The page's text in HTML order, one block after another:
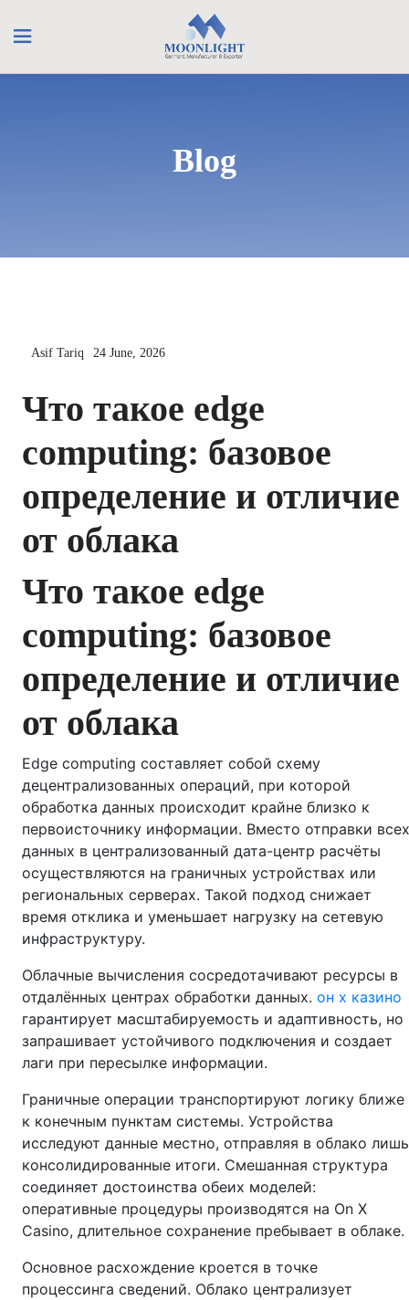
Blog
Asif Tariq 24 June, 2026
Что такое edge
computing: базовое
определение и отличие
от облака
Что такое edge
computing: базовое
определение и отличие
от облака
Edge computing составляет собой схему
децентрализованных операций, при которой
обработка данных происходит крайне близко к
первоисточнику информации. Вместо отправки всех
данных в централизованный дата-центр расчёты
осуществляются на граничных устройствах или
региональных серверах. Такой подход снижает
время отклика и уменьшает нагрузку на сетевую
инфраструктуру.
Облачные вычисления сосредотачивают ресурсы в
отдалённых центрах обработки данных. он х казино
гарантирует масштабируемость и адаптивность, но
запрашивает устойчивого подключения и создает
лаги при пересылке информации.
Граничные операции транспортируют логику ближе
к конечным пунктам системы. Устройства
исследуют данные местно, отправляя в облако лишь
консолидированные итоги. Смешанная структура
соединяет достоинства обеих моделей:
оперативные процедуры производятся на On X
Casino, длительное сохранение пребывает в облаке.
Основное расхождение кроется в точке
процессинга сведений. Облако централизует